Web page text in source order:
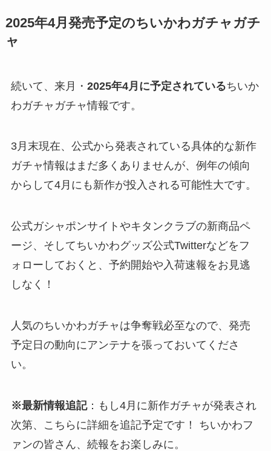
2025年4月発売予定のちいかわガチャガチ
ャ
続いて、来月・ 2025年4月に予定されているちいか
わガチャガチャ情報です。
3月末現在、公式から発表されている具体的な新作
ガチャ情報はまだ多くありませんが、例年の傾向
からして4月にも新作が投入される可能性大です。
公式ガシャポンサイトやキタンクラブの新商品ペ
ージ、そしてちいかわグッズ公式Twitterなどをフ
ォローしておくと、予約開始や入荷速報をお見逃
しなく！
人気のちいかわガチャは争奪戦必至なので、発売
予定日の動向にアンテナを張っておいてくださ
い。
※最新情報追記：もし4月に新作ガチャが発表され
次第、こちらに詳細を追記予定です！ ちいかわフ
ァンの皆さん、続報をお楽しみに。